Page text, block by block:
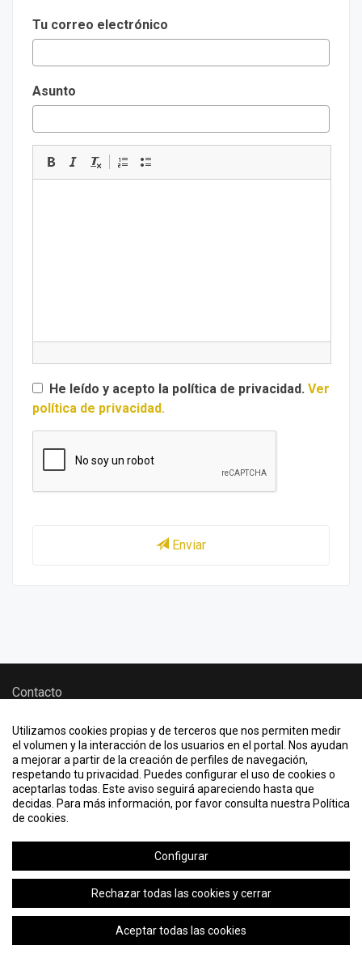
Utilizamos cookies propias y de terceros que nos permiten medir
el volumen y la interacción de los usuarios en el portal. Nos ayudan
a mejorar a partir de la creación de perfiles de navegación,
respetando tu privacidad. Puedes configurar el uso de cookies o
aceptarlas todas. Este aviso seguirá apareciendo hasta que
decidas. Para más información, por favor consulta nuestra Política
de cookies.
Configurar
Rechazar todas las cookies y cerrar
Aceptar todas las cookies
Tu correo electrónico
Asunto
He leído y acepto la política de privacidad. Ver
política de privacidad.
Enviar
Contacto
Información legal
Política de cookies
KML, ICS o RSS
2026 © Eventos UPSA - Universidad Pontificia de